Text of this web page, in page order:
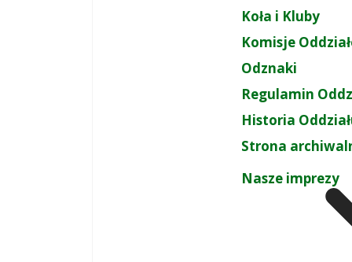
Koła i Kluby
Komisje
Odznaki
Regulamin
Historia
Strona
Nasze imprezy